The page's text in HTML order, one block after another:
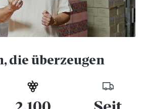
die überzeugen